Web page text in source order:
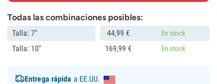
Todas las combinaciones posibles:
Talla: 7'' 44,99 € En stock
Talla: 10'' 169,99 € En stock
Entrega rápida a EE.UU.